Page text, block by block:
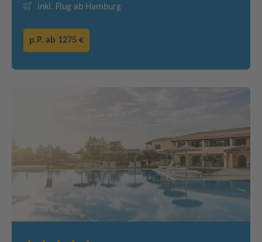
inkl. Flug ab Hamburg
p.P. ab 1275 €